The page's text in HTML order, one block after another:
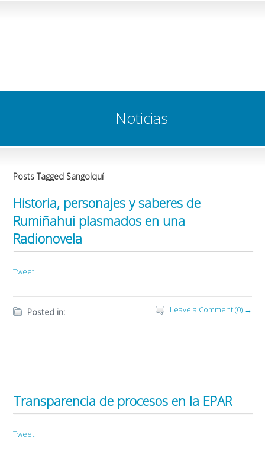
Noticias
Posts Tagged Sangolquí
Historia, personajes y saberes de
Rumiñahui plasmados en una
Radionovela
Tweet
Posted in: Leave a Comment (0) →
Transparencia de procesos en la EPAR
Tweet